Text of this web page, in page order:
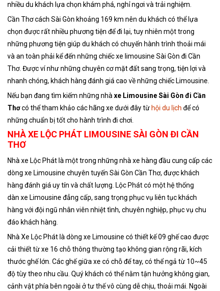
nhiều du khách lựa chọn khám phá, nghỉ ngơi và trải nghiệm.
Cần Thơ cách Sài Gòn khoảng 169 km nên du khách có thể lựa
chọn được rất nhiều phương tiện để đi lại, tuy nhiên một trong
những phương tiện giúp du khách có chuyến hành trình thoải mái
và an toàn phải kể đến những chiếc xe limousine Sài Gòn đi Cần
Thơ. Được ví như những chuyên cơ mặt đất sang trọng, tiện lợi và
nhanh chóng, khách hàng đánh giá cao về những chiếc Limousine.
Nếu bạn đang tìm kiếm những nhàxe Limousine Sài Gòn đi Cần
Thơcó thể tham khảo các hãng xe dưới đây từ hội du lịch để có
những chuẩn bị tốt cho hành trình đi chơi.
NHÀ XE LỘC PHÁT LIMOUSINE SÀI GÒN ĐI CẦN
THƠ
Nhà xe Lộc Phát là một trong những nhà xe hàng đầu cung cấp các
dòng xe Limousine chuyên tuyến Sài Gòn Cần Thơ, được khách
hàng đánh giá uy tín và chất lượng. Lộc Phát có một hệ thống
dàn xe Limousine đẳng cấp, sang trọng phục vụ liên tục khách
hàng với đội ngũ nhân viên nhiệt tình, chuyên nghiệp, phục vụ chu
đáo khách hàng.
Nhà Xe Lộc Phát là dòng xe Limousine có thiết kế 09 ghế cao được
cải thiết từ xe 16 chỗ thông thường tạo không gian rộng rãi, kích
thước ghế lớn. Các ghế giữa xe có chỗ để tay, có thể ngả từ 10~45
độ tùy theo nhu cầu. Quý khách có thể nằm tận hưởng không gian,
cảnh vật phía bên ngoài ở tư thế vô cùng dễ chịu, thoải mái. Ngoài